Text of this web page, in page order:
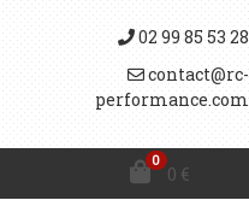
02 99 85 53 28
contact@rc-
performance.com
0
0 €